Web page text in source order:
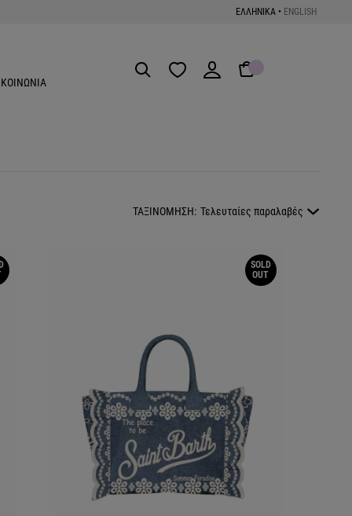
ΕΛΛΗΝΙΚΑ • ENGLISH
ΤΑΞΙΝΟΜΗΣΗ: Τελευταίες παραλαβές
SOLD
OUT